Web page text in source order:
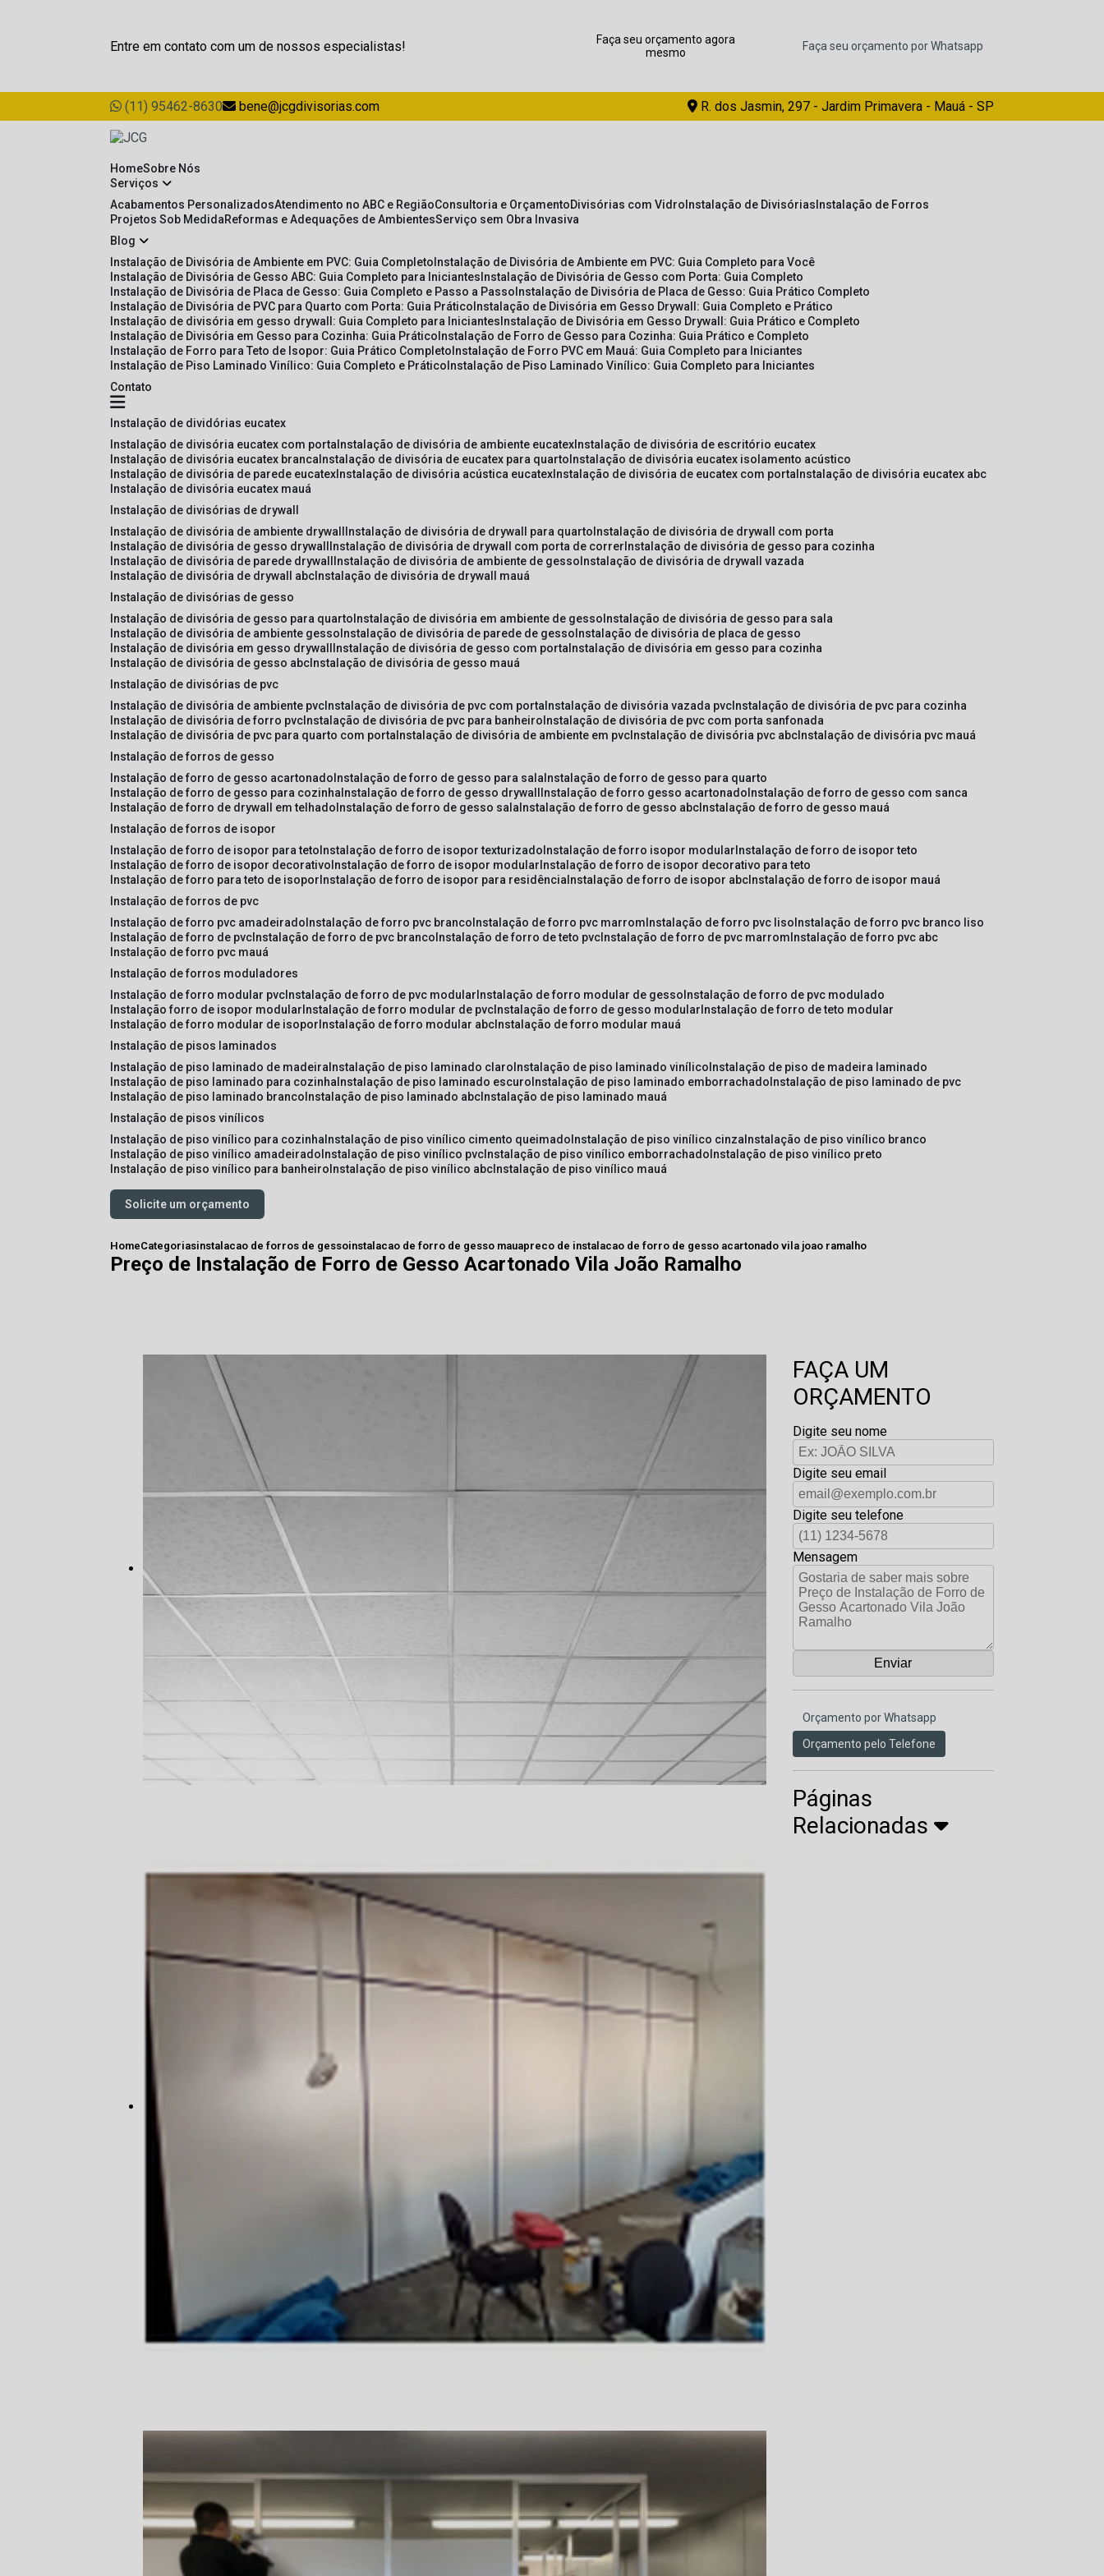
Entre em contato com um de nossos especialistas!
Faça seu orçamento agora
mesmo
Faça seu orçamento por Whatsapp
(11) 95462-8630 bene@jcgdivisorias.com R. dos Jasmin, 297 - Jardim Primavera - Mauá - SP
Home Sobre Nós
Serviços
Acabamentos Personalizados Atendimento no ABC e Região Consultoria e Orçamento Divisórias com Vidro Instalação de Divisórias Instalação de Forros
Projetos Sob Medida
Reformas e Adequações de Ambientes Serviço sem Obra Invasiva
Blog
Instalação de Divisória de Ambiente em PVC: Guia Completo Instalação de Divisória de Ambiente em PVC: Guia Completo para Você
Instalação de Divisória de Gesso ABC: Guia Completo para Iniciantes Instalação de Divisória de Gesso com Porta: Guia Completo
Instalação de Divisória de Placa de Gesso: Guia Completo e Passo a Passo Instalação de Divisória de Placa de Gesso: Guia Prático Completo
Instalação de Divisória de PVC para Quarto com Porta: Guia Prático Instalação de Divisória em Gesso Drywall: Guia Completo e Prático
Instalação de divisória em gesso drywall: Guia Completo para Iniciantes Instalação de Divisória em Gesso Drywall: Guia Prático e Completo
Instalação de Divisória em Gesso para Cozinha: Guia Prático Instalação de Forro de Gesso para Cozinha: Guia Prático e Completo
Instalação de Forro para Teto de Isopor: Guia Prático Completo Instalação de Forro PVC em Mauá: Guia Completo para Iniciantes
Instalação de Piso Laminado Vinílico: Guia Completo e Prático Instalação de Piso Laminado Vinílico: Guia Completo para Iniciantes
Contato
instalação de dividórias eucatex
instalação de divisória eucatex com porta instalação de divisória de ambiente eucatex instalação de divisória de escritório eucatex
instalação de divisória eucatex branca instalação de divisória de eucatex para quarto instalação de divisória eucatex isolamento acústico
instalação de divisória de parede eucatex instalação de divisória acústica eucatex instalação de divisória de eucatex com porta instalação de divisória eucatex abc
instalação de divisória eucatex mauá
instalação de divisórias de drywall
instalação de divisória de ambiente drywall
instalação de divisória de drywall para quarto instalação de divisória de drywall com porta
instalação de divisória de gesso drywall
instalação de divisória de drywall com porta de correr instalação de divisória de gesso para cozinha
instalação de divisória de parede drywall
instalação de divisória de ambiente de gesso instalação de divisória de drywall vazada
instalação de divisória de drywall abc instalação de divisória de drywall mauá
instalação de divisórias de gesso
instalação de divisória de gesso para quarto instalação de divisória em ambiente de gesso instalação de divisória de gesso para sala
instalação de divisória de ambiente gesso instalação de divisória de parede de gesso instalação de divisória de placa de gesso
instalação de divisória em gesso drywall
instalação de divisória de gesso com porta instalação de divisória em gesso para cozinha
instalação de divisória de gesso abc instalação de divisória de gesso mauá
instalação de divisórias de pvc
instalação de divisória de ambiente pvc instalação de divisória de pvc com porta instalação de divisória vazada pvc instalação de divisória de pvc para cozinha
instalação de divisória de forro pvc instalação de divisória de pvc para banheiro instalação de divisória de pvc com porta sanfonada
instalação de divisória de pvc para quarto com porta instalação de divisória de ambiente em pvc instalação de divisória pvc abc instalação de divisória pvc mauá
instalação de forros de gesso
instalação de forro de gesso acartonado instalação de forro de gesso para sala instalação de forro de gesso para quarto
instalação de forro de gesso para cozinha instalação de forro de gesso drywall instalação de forro gesso acartonado instalação de forro de gesso com sanca
instalação de forro de drywall em telhado instalação de forro de gesso sala instalação de forro de gesso abc instalação de forro de gesso mauá
instalação de forros de isopor
instalação de forro de isopor para teto instalação de forro de isopor texturizado instalação de forro isopor modular instalação de forro de isopor teto
instalação de forro de isopor decorativo instalação de forro de isopor modular instalação de forro de isopor decorativo para teto
instalação de forro para teto de isopor instalação de forro de isopor para residência instalação de forro de isopor abc instalação de forro de isopor mauá
instalação de forros de pvc
instalação de forro pvc amadeirado instalação de forro pvc branco instalação de forro pvc marrom instalação de forro pvc liso instalação de forro pvc branco liso
instalação de forro de pvc instalação de forro de pvc branco instalação de forro de teto pvc instalação de forro de pvc marrom instalação de forro pvc abc
instalação de forro pvc mauá
instalação de forros moduladores
instalação de forro modular pvc instalação de forro de pvc modular instalação de forro modular de gesso instalação de forro de pvc modulado
instalação forro de isopor modular instalação de forro modular de pvc instalação de forro de gesso modular instalação de forro de teto modular
instalação de forro modular de isopor instalação de forro modular abc instalação de forro modular mauá
instalação de pisos laminados
instalação de piso laminado de madeira instalação de piso laminado claro instalação de piso laminado vinílico instalação de piso de madeira laminado
instalação de piso laminado para cozinha instalação de piso laminado escuro instalação de piso laminado emborrachado instalação de piso laminado de pvc
instalação de piso laminado branco instalação de piso laminado abc instalação de piso laminado mauá
instalação de pisos vinílicos
instalação de piso vinílico para cozinha instalação de piso vinílico cimento queimado instalação de piso vinílico cinza instalação de piso vinílico branco
instalação de piso vinílico amadeirado instalação de piso vinílico pvc instalação de piso vinílico emborrachado instalação de piso vinílico preto
instalação de piso vinílico para banheiro instalação de piso vinílico abc instalação de piso vinílico mauá
Solicite um orçamento
HomeCategoriasinstalacao de forros de gessoinstalacao de forro de gesso mauapreco de instalacao de forro de gesso acartonado vila joao ramalho
Preço de Instalação de Forro de Gesso Acartonado Vila João Ramalho
FAÇA UM
ORÇAMENTO
Digite seu nome
Digite seu email
Digite seu telefone
Mensagem
Orçamento por Whatsapp
Orçamento pelo Telefone
Páginas
Relacionadas